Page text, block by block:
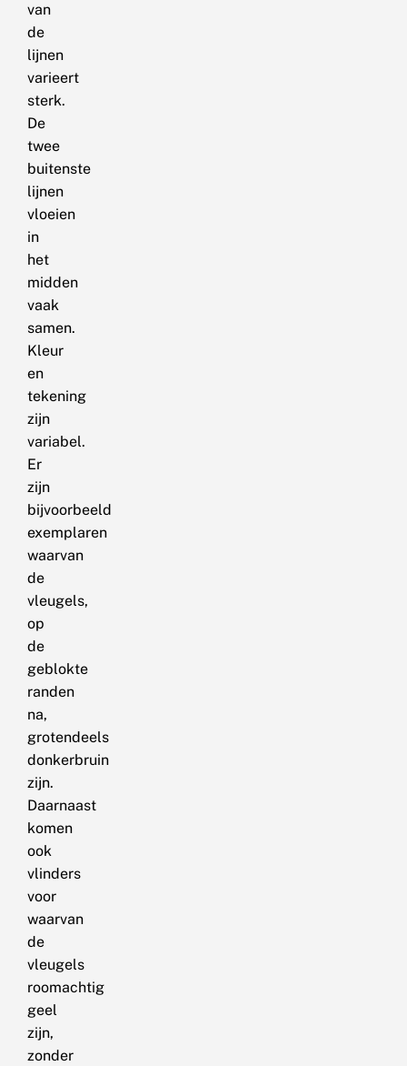
van
de
lijnen
varieert
sterk.
De
twee
buitenste
lijnen
vloeien
in
het
midden
vaak
samen.
Kleur
en
tekening
zijn
variabel.
Er
zijn
bijvoorbeeld
exemplaren
waarvan
de
vleugels,
op
de
geblokte
randen
na,
grotendeels
donkerbruin
zijn.
Daarnaast
komen
ook
vlinders
voor
waarvan
de
vleugels
roomachtig
geel
zijn,
zonder